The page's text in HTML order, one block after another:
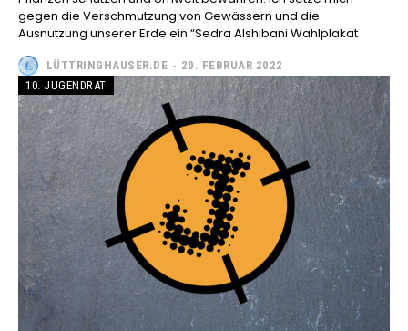
gegen die Verschmutzung von Gewässern und die
Ausnutzung unserer Erde ein.“Sedra Alshibani Wahlplakat
LÜTTRINGHAUSER.DE - 20. FEBRUAR 2022
10. JUGENDRAT